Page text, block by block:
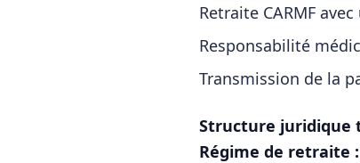
Retraite CARMF
Responsabilité
Transmission de la
Structure juridique
Régime de retraite :